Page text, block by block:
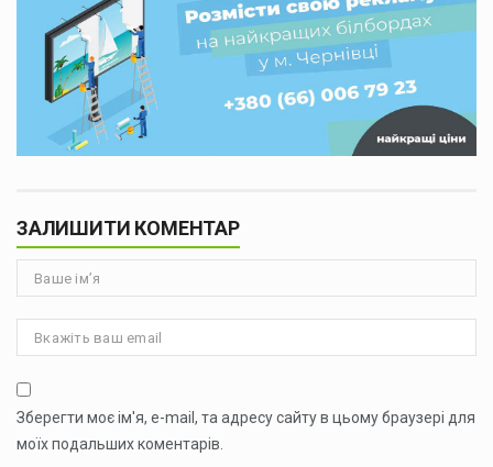
ЗАЛИШИТИ КОМЕНТАР
Зберегти моє ім'я, e-mail, та адресу сайту в цьому браузері для
моїх подальших коментарів.